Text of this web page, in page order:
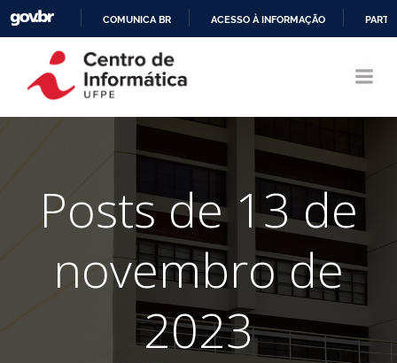
CONTEÚDO
COMUNICA BR ACESSO À INFORMAÇÃO
Posts de 13 de
novembro de
2023